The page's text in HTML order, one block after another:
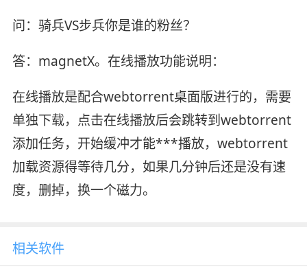
问：骑兵VS步兵你是谁的粉丝？
答：magnetX。在线播放功能说明：
在线播放是配合webtorrent桌面版进行的，需要
单独下载，点击在线播放后会跳转到webtorrent
添加任务，开始缓冲才能***播放，webtorrent
加载资源得等待几分，如果几分钟后还是没有速
度，删掉，换一个磁力。
相关软件